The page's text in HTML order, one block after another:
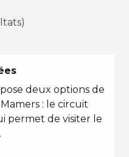
deux options de
: le circuit
permet de visiter le